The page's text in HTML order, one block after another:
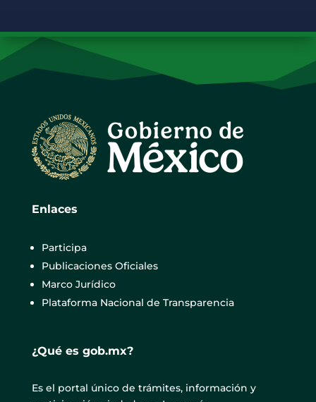
Enlaces
Participa
Publicaciones Oficiales
Marco Jurídico
Plataforma Nacional de Transparencia
¿Qué es gob.mx?
Es el portal único de trámites, información y